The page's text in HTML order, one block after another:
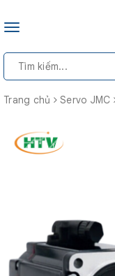
Toggle
Trang chủ Servo JMC